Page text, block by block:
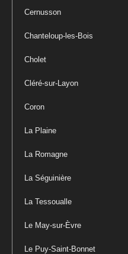
Cernusson
Chanteloup-les-Bois
Cholet
Cléré-sur-Layon
Coron
La Plaine
La Romagne
La Séguinière
La Tessoualle
Le May-sur-Èvre
Le Puy-Saint-Bonnet